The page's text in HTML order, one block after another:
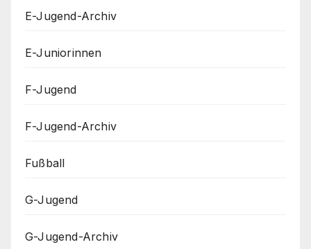
E-Jugend-Archiv
E-Juniorinnen
F-Jugend
F-Jugend-Archiv
Fußball
G-Jugend
G-Jugend-Archiv